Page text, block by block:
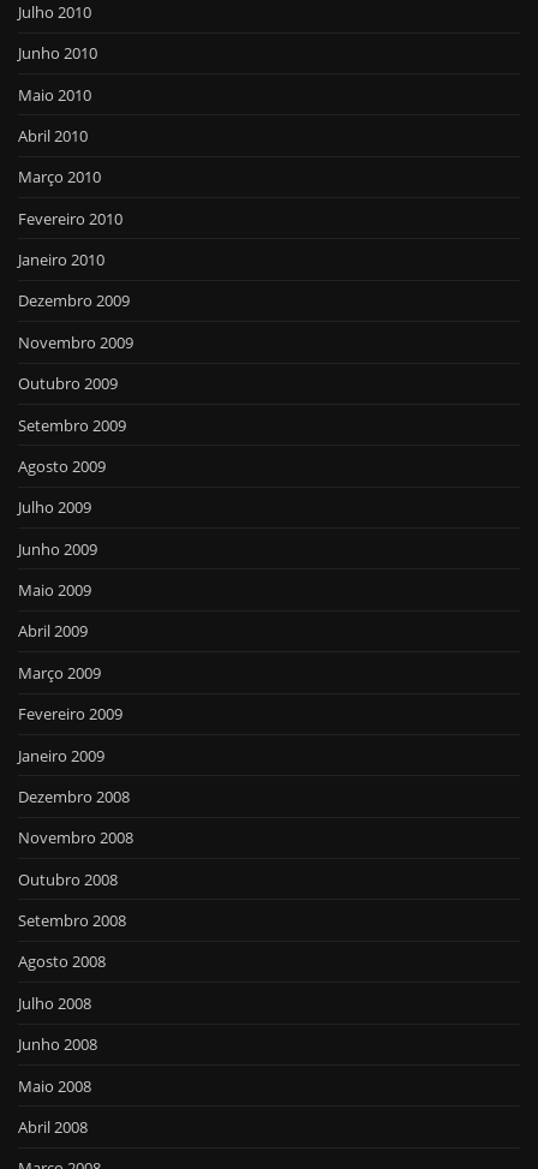
Julho 2010
Junho 2010
Maio 2010
Abril 2010
Março 2010
Fevereiro 2010
Janeiro 2010
Dezembro 2009
Novembro 2009
Outubro 2009
Setembro 2009
Agosto 2009
Julho 2009
Junho 2009
Maio 2009
Abril 2009
Março 2009
Fevereiro 2009
Janeiro 2009
Dezembro 2008
Novembro 2008
Outubro 2008
Setembro 2008
Agosto 2008
Julho 2008
Junho 2008
Maio 2008
Abril 2008